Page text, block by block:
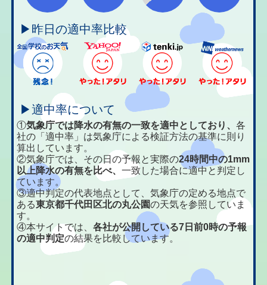
▶昨日の適中率比較
▶適中率について
①気象庁では降水の有無の一致を適中としており、各
社の「適中率」は気象庁による検証方法の基準に則り
算出しています。
②気象庁では、その日の予報と実際の24時間中の1mm
以上降水の有無を比べ、一致した場合に適中と判定し
ています。
③適中判定の代表地点として、気象庁の定める地点で
ある東京都千代田区北の丸公園の天気を参照していま
す。
④本サイトでは、各社が公開している7日前0時の予報
の適中判定の結果を比較しています。